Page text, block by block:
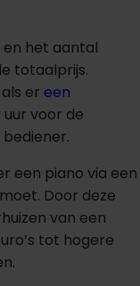
en het aantal
totaalprijs.
er een
voor de
een piano via een
Door deze
van een
tot hogere